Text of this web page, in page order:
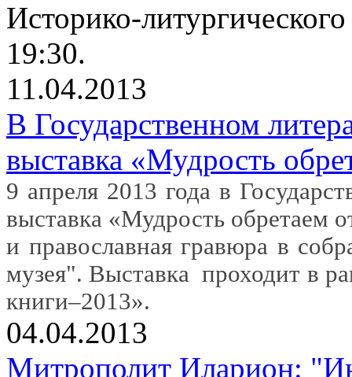
Историко-
19:30.
11.04.2013
В Государственном
выставка «Мудрость
9 апреля 2013 года в
выставка «Мудрость обретаем
и православная гравюра в
музея". Выставка проходит в
книги–2013».
04.04.2013
Митрополит Иларион: